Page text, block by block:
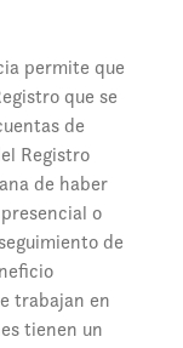
permite que
que se
de
Registro
de haber
o
de
trabajan en
tienen un